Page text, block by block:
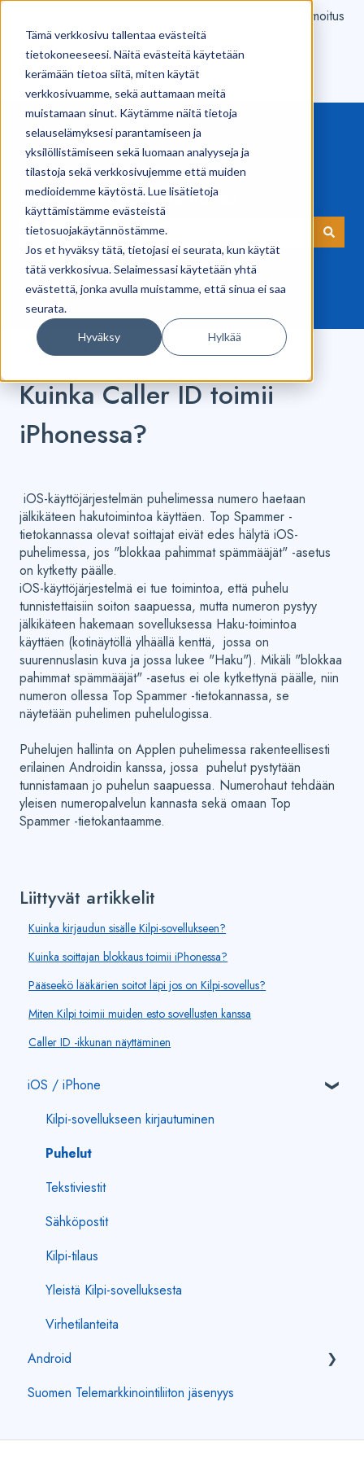
Tämä verkkosivu tallentaa evästeitä
tietokoneeseesi. Näitä evästeitä käytetään
kerämään tietoa siitä, miten käytät
verkkosivuamme, sekä auttamaan meitä
muistamaan sinut. Käytämme näitä tietoja
selauselämyksesi parantamiseen ja
yksilöllistämiseen sekä luomaan analyyseja ja
tilastoja sekä verkkosivujemme että muiden
medioidemme käytöstä. Lue lisätietoja
käyttämistämme evästeistä
tietosuojakäytännöstämme.
Jos et hyväksy tätä, tietojasi ei seurata, kun käytät
tätä verkkosivua. Selaimessasi käytetään yhtä
evästettä, jonka avulla muistamme, että sinua ei saa
seurata.
Hyväksy Hylkää
Tee vikailmoitus
Hei! Kuinka voimme auttaa?
Ehdotuksia ei ole, koska hakukenttä on tyhjä.
Kilpi-sovellus | Tuki iOS / iPhone Puhelut
Kuinka Caller ID toimii
iPhonessa?
iOS-käyttöjärjestelmän puhelimessa numero haetaan
jälkikäteen hakutoimintoa käyttäen. Top Spammer -
tietokannassa olevat soittajat eivät edes hälytä iOS-
puhelimessa, jos "blokkaa pahimmat spämmääjät" -asetus
on kytketty päälle.
iOS-käyttöjärjestelmä ei tue toimintoa, että puhelu
tunnistettaisiin soiton saapuessa, mutta numeron pystyy
jälkikäteen hakemaan sovelluksessa Haku-toimintoa
käyttäen (kotinäytöllä ylhäällä kenttä, jossa on
suurennuslasin kuva ja jossa lukee "Haku"). Mikäli "blokkaa
pahimmat spämmääjät" -asetus ei ole kytkettynä päälle, niin
numeron ollessa Top Spammer -tietokannassa, se
näytetään puhelimen puhelulogissa.
Puhelujen hallinta on Applen puhelimessa rakenteellisesti
erilainen Androidin kanssa, jossa puhelut pystytään
tunnistamaan jo puhelun saapuessa. Numerohaut tehdään
yleisen numeropalvelun kannasta sekä omaan Top
Spammer -tietokantaamme.
Liittyvät artikkelit
Kuinka kirjaudun sisälle Kilpi-sovellukseen?
Kuinka soittajan blokkaus toimii iPhonessa?
Pääseekö lääkärien soitot läpi jos on Kilpi-sovellus?
Miten Kilpi toimii muiden esto sovellusten kanssa
Caller ID -ikkunan näyttäminen
iOS / iPhone
Kilpi-sovellukseen kirjautuminen
Puhelut
Tekstiviestit
Sähköpostit
Kilpi-tilaus
Yleistä Kilpi-sovelluksesta
Virhetilanteita
Android
Kilpi-sovellukseen kirjautuminen
Suomen Telemarkkinointiliiton jäsenyys